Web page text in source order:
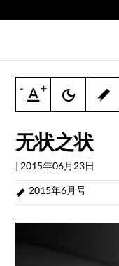
- +
无状之状
| 2015年06月23日
2015年6月号